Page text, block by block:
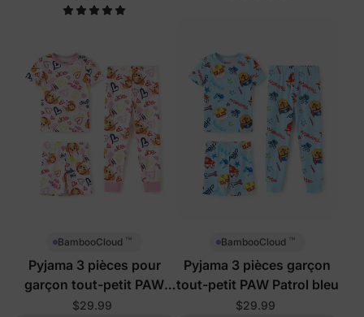
BambooCloud ™
Pyjama 3 pièces pour
garçon tout-petit PAW
Patrol rose
$29.99
BambooCloud ™
Pyjama 3 pièces garçon
tout-petit PAW Patrol bleu
$29.99